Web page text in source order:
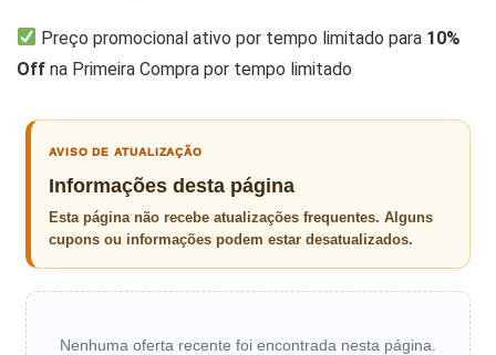
Preço promocional ativo por tempo limitado para 10%
Off na Primeira Compra por tempo limitado
AVISO DE ATUALIZAÇÃO
Informações desta página
Esta página não recebe atualizações frequentes. Alguns
cupons ou informações podem estar desatualizados.
Nenhuma oferta recente foi encontrada nesta página.